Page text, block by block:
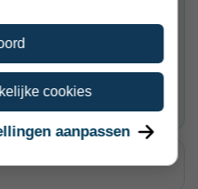
voor €250
in één keer
cookies
aanpassen